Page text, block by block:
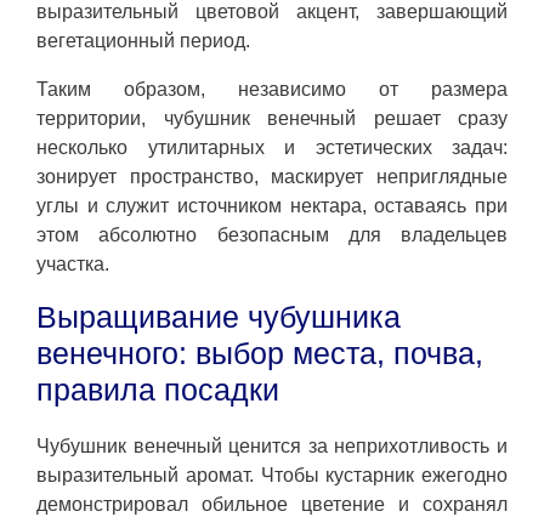
выразительный цветовой акцент, завершающий
вегетационный период.
Таким образом, независимо от размера
территории, чубушник венечный решает сразу
несколько утилитарных и эстетических задач:
зонирует пространство, маскирует неприглядные
углы и служит источником нектара, оставаясь при
этом абсолютно безопасным для владельцев
участка.
Выращивание чубушника
венечного: выбор места, почва,
правила посадки
Чубушник венечный ценится за неприхотливость и
выразительный аромат. Чтобы кустарник ежегодно
демонстрировал обильное цветение и сохранял